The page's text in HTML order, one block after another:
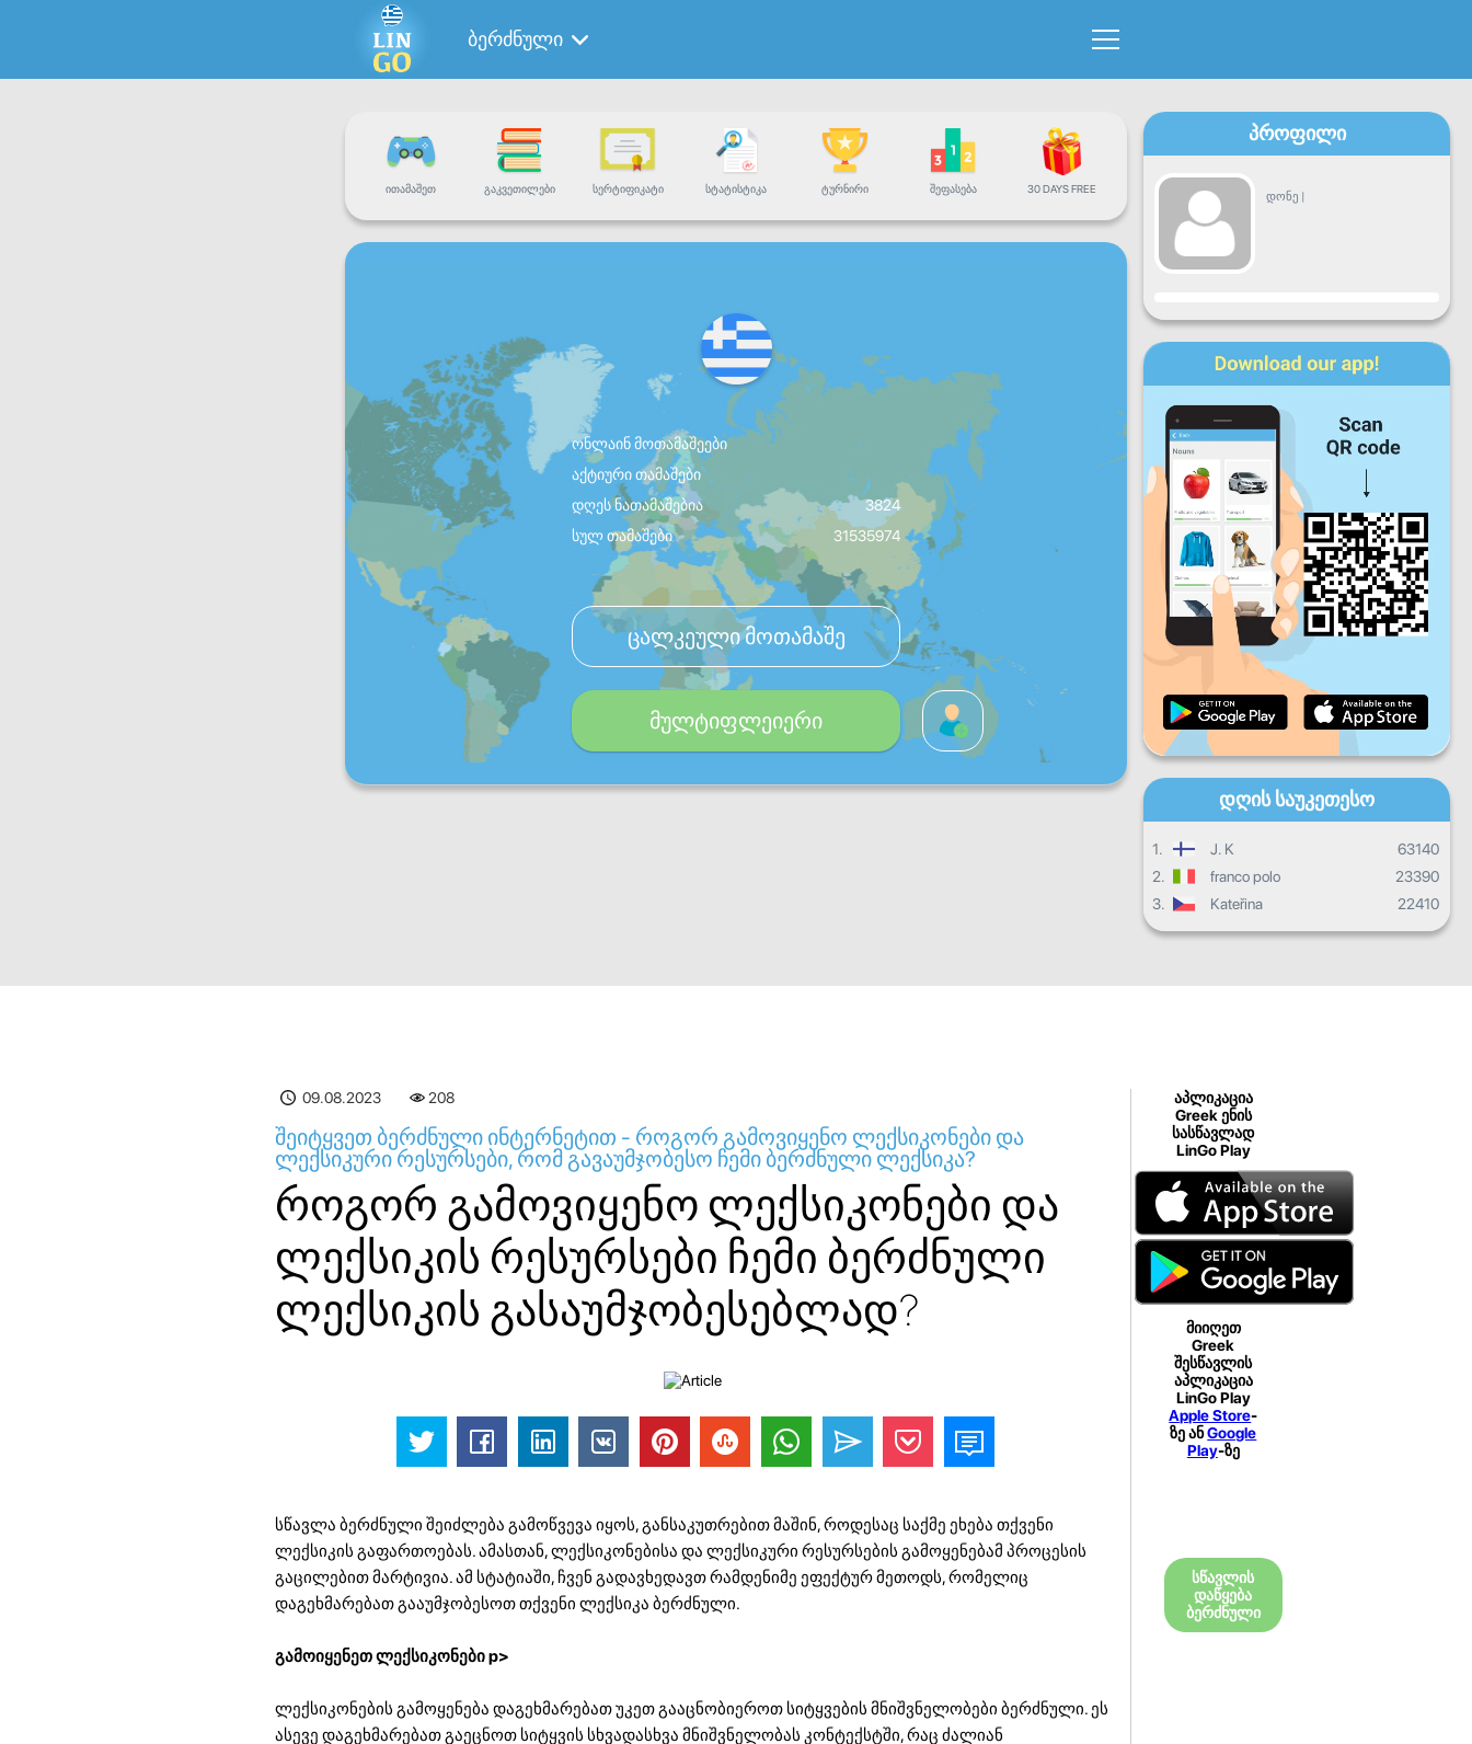
ბერძნული
ᲘᲗᲐᲛᲐᲨᲔᲗ ᲒᲐᲙᲕᲔᲗᲘᲚᲔᲑᲘ ᲡᲔᲠᲢᲘᲤᲘᲙᲐᲢᲘ ᲡᲢᲐᲢᲘᲡᲢᲘᲙᲐ ᲢᲣᲠᲜᲘᲠᲘ ᲨᲔᲤᲐᲡᲔᲑᲐ 30 DAYS FREE
ონლაინ მოთამაშეები
აქტიური თამაშები
დღეს ნათამაშებია
3824
სულ თამაშები
31535974
ცალკეული მოთამაშე
მულტიფლეიერი
პროფილი
დონე |
პროგრესი
ორშ ოთხ ხუთ
შაბ კვირ
ყოველდღიური პროგრესი
ყოველთვიური პროგრესი
Სერტიფიკატი
Საერთო პროგრესი
დღის საუკეთესო
1. J. K
63140
2.
franco polo
23390
3.
Kateřina 22410
09.08.2023 208
შეიტყვეთ ბერძნული ინტერნეტით - როგორ გამოვიყენო ლექსიკონები და
ლექსიკური რესურსები, რომ გავაუმჯობესო ჩემი ბერძნული ლექსიკა?
როგორ გამოვიყენო ლექსიკონები და
ლექსიკის რესურსები ჩემი ბერძნული
ლექსიკის გასაუმჯობესებლად?
სწავლა ბერძნული შეიძლება გამოწვევა იყოს, განსაკუთრებით მაშინ, როდესაც საქმე ეხება თქვენი
ლექსიკის გაფართოებას. ამასთან, ლექსიკონებისა და ლექსიკური რესურსების გამოყენებამ პროცესის
გაცილებით მარტივია. ამ სტატიაში, ჩვენ გადავხედავთ რამდენიმე ეფექტურ მეთოდს, რომელიც
დაგეხმარებათ გააუმჯობესოთ თქვენი ლექსიკა ბერძნული.
გამოიყენეთ ლექსიკონები p>
ლექსიკონების გამოყენება დაგეხმარებათ უკეთ გააცნობიეროთ სიტყვების მნიშვნელობები ბერძნული. ეს
ასევე დაგეხმარებათ გაეცნოთ სიტყვის სხვადასხვა მნიშვნელობას კონტექსტში, რაც ძალიან
აპლიკაცია
Greek ენის
სასწავლად
LinGo Play
მიიღეთ
Greek
შესწავლის
აპლიკაცია
LinGo Play
Apple Store-
ზე ანGoogle
Play-ზე
სწავლის
დაწყება
ბერძნული